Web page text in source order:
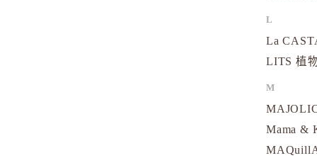
L
La
LITS 植
M
Mama &